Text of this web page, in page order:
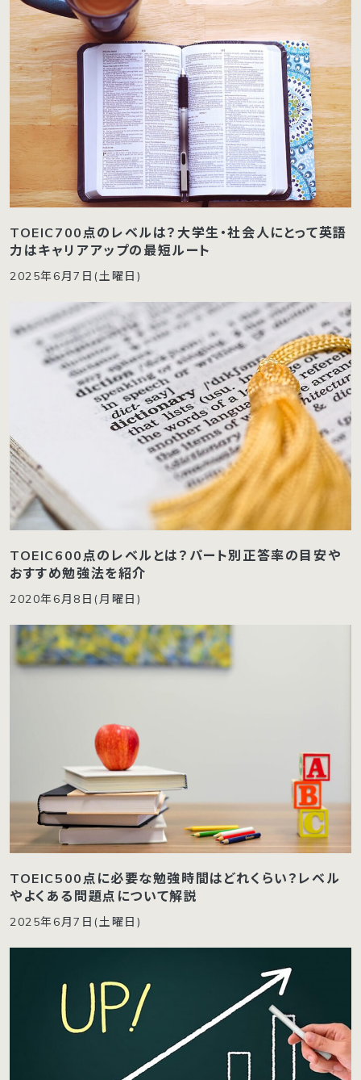
TOEIC700点のレベルは？大学生・社会人にとって英語
力はキャリアアップの最短ルート
2025年6月7日(土曜日)
TOEIC600点のレベルとは？パート別正答率の目安や
おすすめ勉強法を紹介
2020年6月8日(月曜日)
TOEIC500点に必要な勉強時間はどれくらい？レベル
やよくある問題点について解説
2025年6月7日(土曜日)